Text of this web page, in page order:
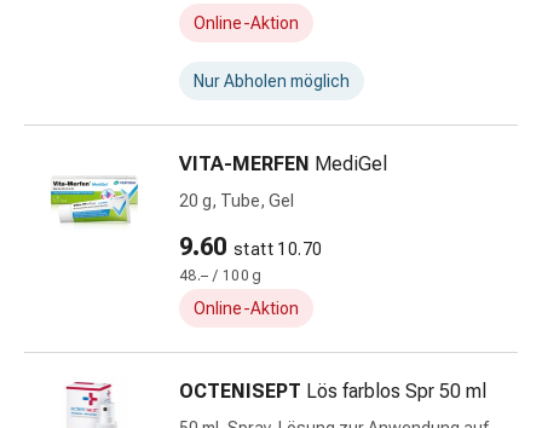
Wurmmittel
Präparate
Rezeptpflichtige
Medikamente
Rezeptpflichtige
Medikamente
Intimbeschwerden
Menstruation
Wechseljahre
Vitamine
&
Online-Aktion
Nur Abholen möglich
VITA-MERFEN MediGel
20 g, Tube, Gel
9.60 statt 10.70
48.– / 100 g
Online-Aktion
OCTENISEPT Lös farblos Spr 50 ml